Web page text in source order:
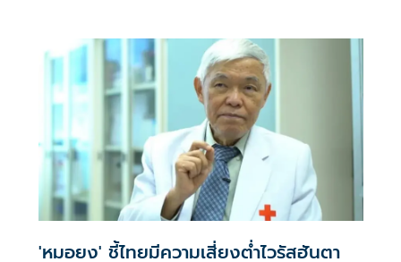
'หมอยง' ชี้ไทยมีความเสี่ยงต่ำไวรัสฮันตา